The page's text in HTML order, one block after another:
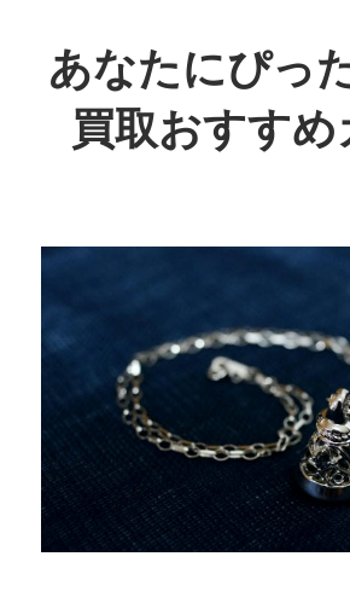
ン
テ
キ
プ
あなたにぴっ
買取おすすめ
お
に！
あ
に
最
な